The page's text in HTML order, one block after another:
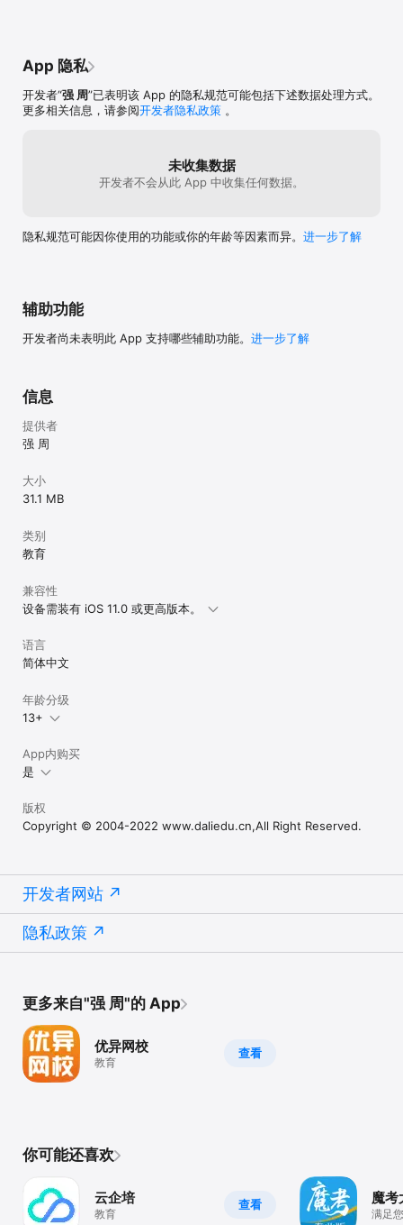
通过率大大提升。
学，满意交费，工作繁忙的学员，不能到现场试听的，可利用远程网
络学习平台，免费试听，让学习无所不在。
考后提供全方位个性化整体解决方案。加入大立，让您感受到宾至如
归般的便捷、专业、贴心的服务。
9、退费保障。对于退费班学员，大立不仅承诺第一年考试不通过可免
规律，考核重点、阅卷标准、答题技巧等决定考生得分的关键环节，
授课突出重点、难点，紧扣考点。通过掌握考试及时、动态的第一手
息、服务、通过率、教学方略等方方面面确保教学质量，这是大立在
考生中享有美誉度和极高的信任感，并成为广大考生选择的缘故所
在，也是全国其他辅导班虽然模仿大立的形式，但却被大立远远超越
的理由所在。 大立凭借自身的规模与实力，成为国内建筑类培训高端
品牌。
App 隐私
开发者“强 周”已表明该 App 的隐私规范可能包括下述数据处理方式。
更多相关信息，请参阅开发者隐私政策 。
未收集数据
开发者不会从此 App 中收集任何数据。
隐私规范可能因你使用的功能或你的年龄等因素而异。 进一步了解
辅助功能
开发者尚未表明此 App 支持哪些辅助功能。 进一步了解
信息
提供者
强 周
大小
31.1 MB
类别
教育
兼容性
设备需装有 iOS 11.0 或更高版本。
语言
简体中文
年龄分级
13+
App内购买
是
版权
Copyright © 2004-2022 www.daliedu.cn,All Right Reserved.
开发者网站
隐私政策
更多来自"强 周"的 App
查看
优异网校
教育
你可能还喜欢
查看
云企培
教育
魔考
满足